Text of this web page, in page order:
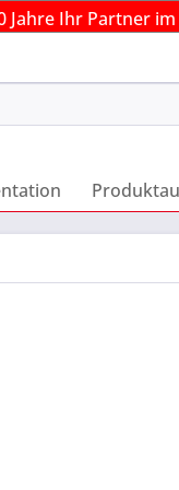
Jahre Ihr Partner
Jahre Ihr Partner
Jahre Ihr Partner